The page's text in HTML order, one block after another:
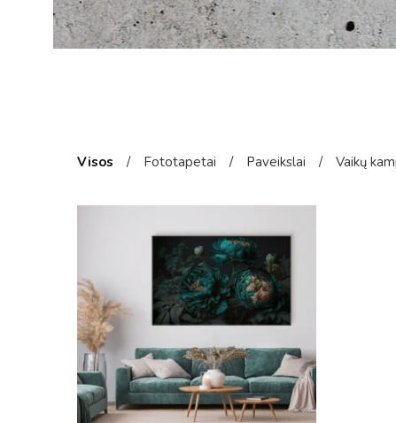
Visos / Fototapetai / Paveikslai / Vaikų